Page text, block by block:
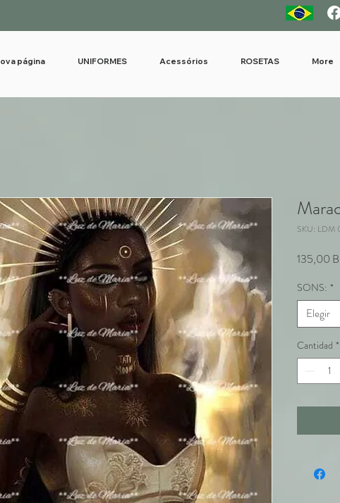
página UNIFORMES Acessórios ROSETAS More
SKU: LDM
135,00
SONS: *
Elegir
Cantidad *